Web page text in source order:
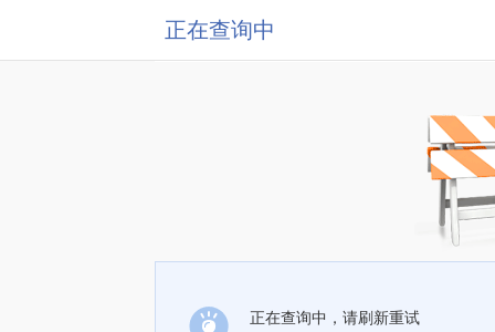
正在查询中
正在查询中，请刷新重试